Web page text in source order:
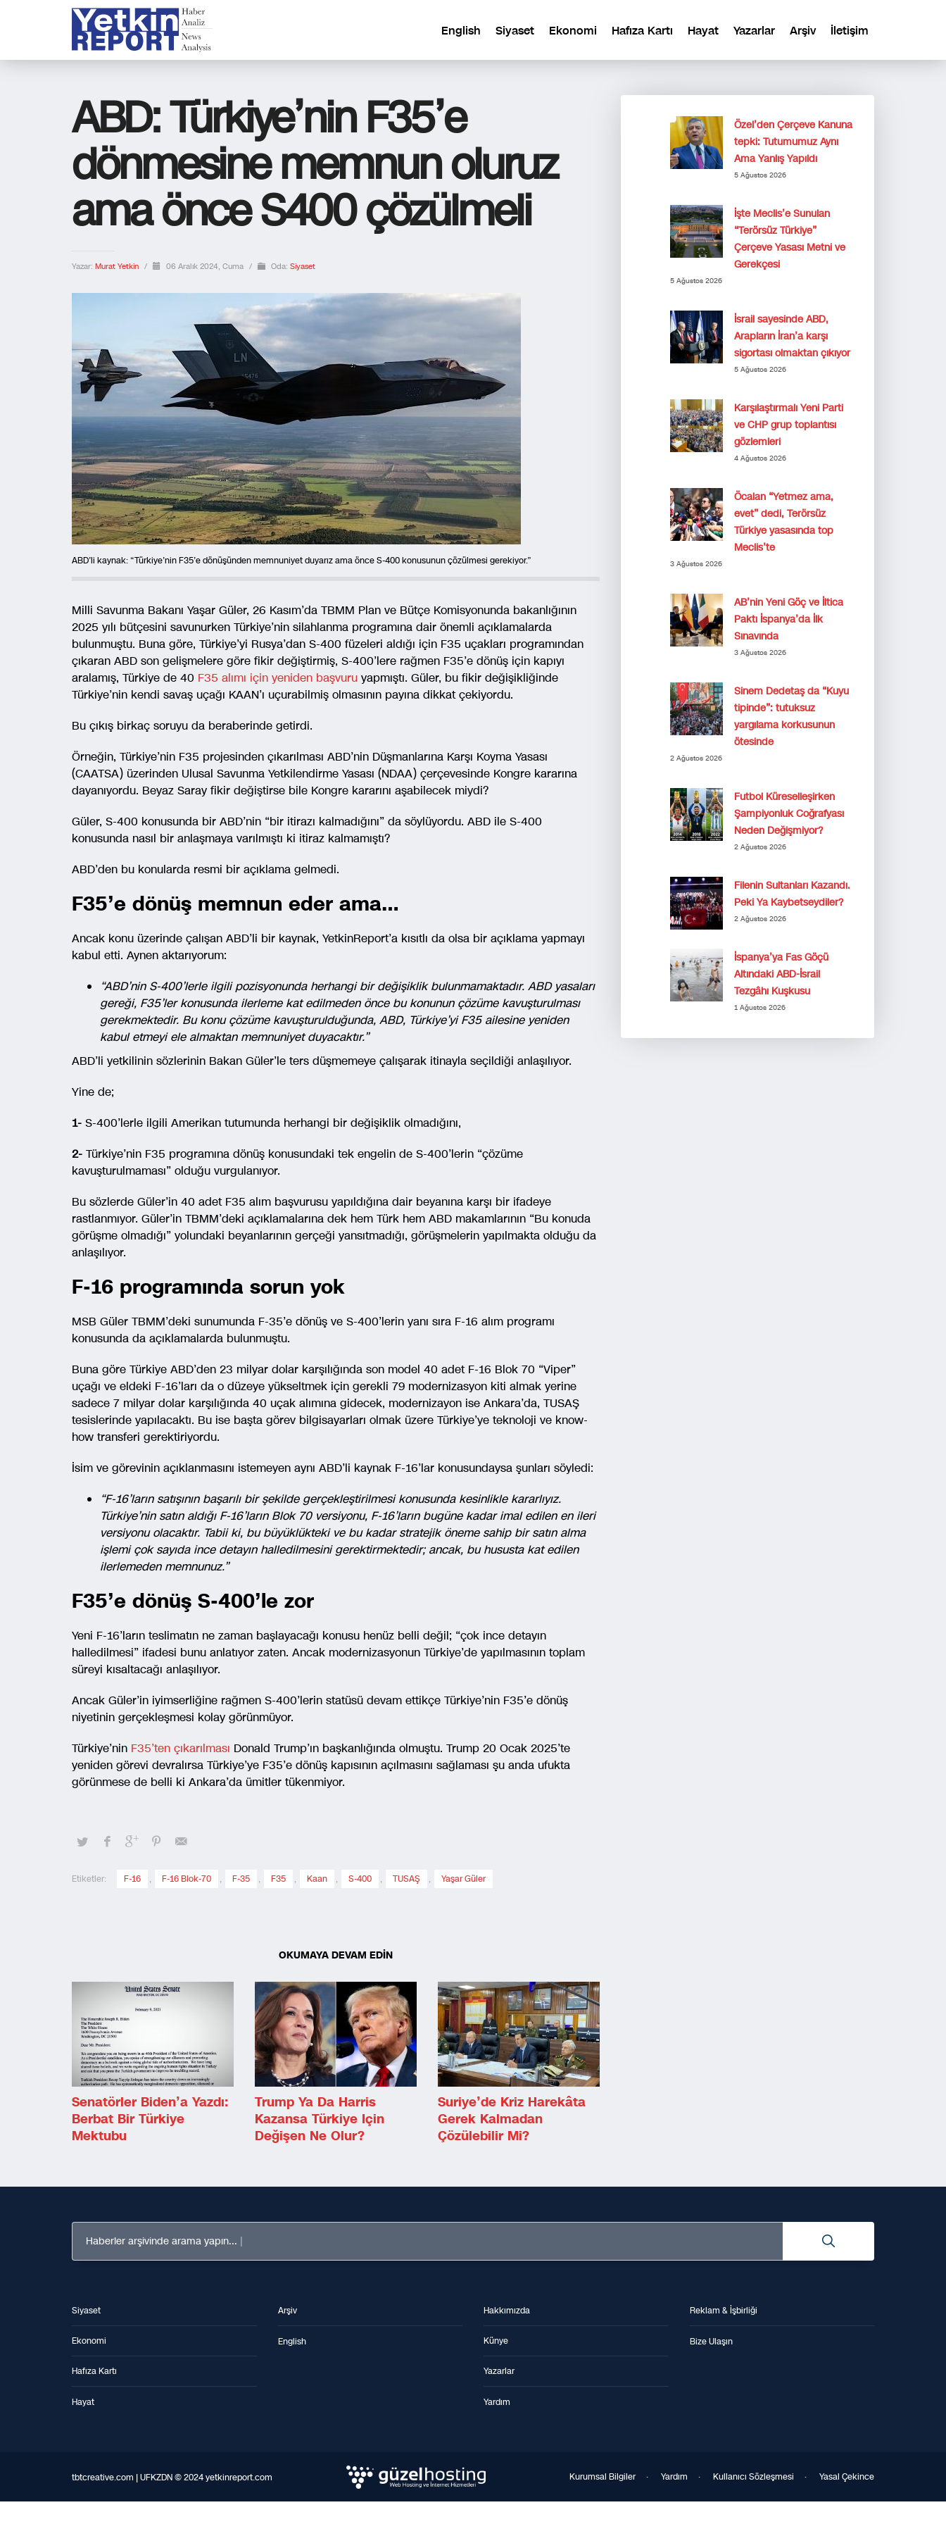
English Siyaset Ekonomi Hafıza Kartı Hayat Yazarlar Arşiv İletişim
ABD: Türkiye’nin F35’e
dönmesine memnun oluruz
ama önce S400 çözülmeli
Yazar: Murat Yetkin / 06 Aralık 2024, Cuma / Oda: Siyaset
ABD’li kaynak: “Türkiye’nin F35’e dönüşünden memnuniyet duyarız ama önce S-400 konusunun çözülmesi gerekiyor.”
Milli Savunma Bakanı Yaşar Güler, 26 Kasım’da TBMM Plan ve Bütçe Komisyonunda bakanlığının
2025 yılı bütçesini savunurken Türkiye’nin silahlanma programına dair önemli açıklamalarda
bulunmuştu. Buna göre, Türkiye’yi Rusya’dan S-400 füzeleri aldığı için F35 uçakları programından
çıkaran ABD son gelişmelere göre fikir değiştirmiş, S-400’lere rağmen F35’e dönüş için kapıyı
aralamış, Türkiye de 40 F35 alımı için yeniden başvuru yapmıştı. Güler, bu fikir değişikliğinde
Türkiye’nin kendi savaş uçağı KAAN’ı uçurabilmiş olmasının payına dikkat çekiyordu.
Bu çıkış birkaç soruyu da beraberinde getirdi.
Örneğin, Türkiye’nin F35 projesinden çıkarılması ABD’nin Düşmanlarına Karşı Koyma Yasası
(CAATSA) üzerinden Ulusal Savunma Yetkilendirme Yasası (NDAA) çerçevesinde Kongre kararına
dayanıyordu. Beyaz Saray fikir değiştirse bile Kongre kararını aşabilecek miydi?
Güler, S-400 konusunda bir ABD’nin “bir itirazı kalmadığını” da söylüyordu. ABD ile S-400
konusunda nasıl bir anlaşmaya varılmıştı ki itiraz kalmamıştı?
ABD’den bu konularda resmi bir açıklama gelmedi.
F35’e dönüş memnun eder ama…
Ancak konu üzerinde çalışan ABD’li bir kaynak, YetkinReport’a kısıtlı da olsa bir açıklama yapmayı
kabul etti. Aynen aktarıyorum:
“ABD’nin S-400’lerle ilgili pozisyonunda herhangi bir değişiklik bulunmamaktadır. ABD yasaları
gereği, F35’ler konusunda ilerleme kat edilmeden önce bu konunun çözüme kavuşturulması
gerekmektedir. Bu konu çözüme kavuşturulduğunda, ABD, Türkiye’yi F35 ailesine yeniden
kabul etmeyi ele almaktan memnuniyet duyacaktır.”
ABD’li yetkilinin sözlerinin Bakan Güler’le ters düşmemeye çalışarak itinayla seçildiği anlaşılıyor.
Yine de;
1- S-400’lerle ilgili Amerikan tutumunda herhangi bir değişiklik olmadığını,
2- Türkiye’nin F35 programına dönüş konusundaki tek engelin de S-400’lerin “çözüme
kavuşturulmaması” olduğu vurgulanıyor.
Bu sözlerde Güler’in 40 adet F35 alım başvurusu yapıldığına dair beyanına karşı bir ifadeye
rastlanmıyor. Güler’in TBMM’deki açıklamalarına dek hem Türk hem ABD makamlarının “Bu konuda
görüşme olmadığı” yolundaki beyanlarının gerçeği yansıtmadığı, görüşmelerin yapılmakta olduğu da
anlaşılıyor.
F-16 programında sorun yok
MSB Güler TBMM’deki sunumunda F-35’e dönüş ve S-400’lerin yanı sıra F-16 alım programı
konusunda da açıklamalarda bulunmuştu.
Buna göre Türkiye ABD’den 23 milyar dolar karşılığında son model 40 adet F-16 Blok 70 “Viper”
uçağı ve eldeki F-16’ları da o düzeye yükseltmek için gerekli 79 modernizasyon kiti almak yerine
sadece 7 milyar dolar karşılığında 40 uçak alımına gidecek, modernizayon ise Ankara’da, TUSAŞ
tesislerinde yapılacaktı. Bu ise başta görev bilgisayarları olmak üzere Türkiye’ye teknoloji ve know-
how transferi gerektiriyordu.
İsim ve görevinin açıklanmasını istemeyen aynı ABD’li kaynak F-16’lar konusundaysa şunları söyledi:
“F-16’ların satışının başarılı bir şekilde gerçekleştirilmesi konusunda kesinlikle kararlıyız.
Türkiye’nin satın aldığı F-16’ların Blok 70 versiyonu, F-16’ların bugüne kadar imal edilen en ileri
versiyonu olacaktır. Tabii ki, bu büyüklükteki ve bu kadar stratejik öneme sahip bir satın alma
işlemi çok sayıda ince detayın halledilmesini gerektirmektedir; ancak, bu hususta kat edilen
ilerlemeden memnunuz.”
F35’e dönüş S-400’le zor
Yeni F-16’ların teslimatın ne zaman başlayacağı konusu henüz belli değil; “çok ince detayın
halledilmesi” ifadesi bunu anlatıyor zaten. Ancak modernizasyonun Türkiye’de yapılmasının toplam
süreyi kısaltacağı anlaşılıyor.
Ancak Güler’in iyimserliğine rağmen S-400’lerin statüsü devam ettikçe Türkiye’nin F35’e dönüş
niyetinin gerçekleşmesi kolay görünmüyor.
Türkiye’nin F35’ten çıkarılması Donald Trump’ın başkanlığında olmuştu. Trump 20 Ocak 2025’te
yeniden görevi devralırsa Türkiye’ye F35’e dönüş kapısının açılmasını sağlaması şu anda ufukta
görünmese de belli ki Ankara’da ümitler tükenmiyor.
Etiketler: F-16 , F-16 Blok-70 , F-35 , F35 , Kaan , S-400 , TUSAŞ , Yaşar Güler
OKUMAYA DEVAM EDİN
Senatörler Biden’a Yazdı:
Berbat Bir Türkiye
Mektubu
Trump Ya Da Harris
Kazansa Türkiye Için
Değişen Ne Olur?
Suriye’de Kriz Harekâta
Gerek Kalmadan
Çözülebilir Mi?
Özel’den Çerçeve Kanuna
tepki: Tutumumuz Aynı
Ama Yanlış Yapıldı
5 Ağustos 2026
İşte Meclis’e Sunulan
“Terörsüz Türkiye”
Çerçeve Yasası Metni ve
Gerekçesi
5 Ağustos 2026
İsrail sayesinde ABD,
Arapların İran’a karşı
sigortası olmaktan çıkıyor
5 Ağustos 2026
Karşılaştırmalı Yeni Parti
ve CHP grup toplantısı
gözlemleri
4 Ağustos 2026
Öcalan “Yetmez ama,
evet” dedi, Terörsüz
Türkiye yasasında top
Meclis’te
3 Ağustos 2026
AB’nin Yeni Göç ve İltica
Paktı İspanya’da İlk
Sınavında
3 Ağustos 2026
Sinem Dedetaş da “Kuyu
tipinde”: tutuksuz
yargılama korkusunun
ötesinde
2 Ağustos 2026
Futbol Küreselleşirken
Şampiyonluk Coğrafyası
Neden Değişmiyor?
2 Ağustos 2026
Filenin Sultanları Kazandı.
Peki Ya Kaybetseydiler?
2 Ağustos 2026
İspanya’ya Fas Göçü
Altındaki ABD-İsrail
Tezgâhı Kuşkusu
1 Ağustos 2026
Haberler arşivinde arama yapın...
Siyaset
Ekonomi
Hafıza Kartı
Hayat
Arşiv
English
Hakkımızda
Künye
Yazarlar
Yardım
Reklam & İşbirliği
Bize Ulaşın
tbtcreative.com | UFKZDN © 2024 yetkinreport.com Kurumsal Bilgiler· Yardım · Kullanıcı Sözleşmesi · Yasal Çekince